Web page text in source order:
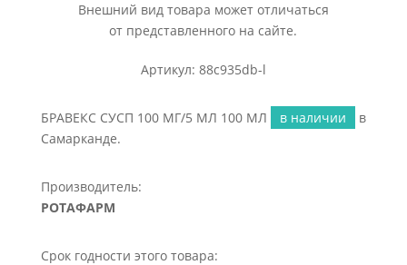
Внешний вид товара может отличаться
от представленного на сайте.
Артикул: 88c935db-l
БРАВЕКС СУСП 100 МГ/5 МЛ 100 МЛ в наличии
в
Самарканде.
Производитель:
РОТАФАРМ
Срок годности этого товара: